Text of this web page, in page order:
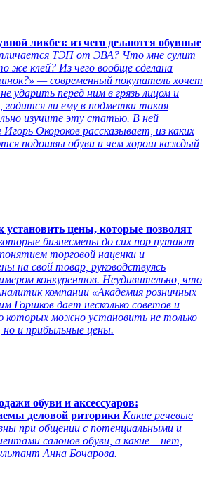
ликбез: из чего делаются обувные
ТЭП от ЭВА? Что мне сулит
клей? Из чего вообще сделана
— современный покупатель хочет
ударить перед ним в грязь лицом и
годится ли ему в подметки такая
изучите эту статью. В ней
Окороков рассказывает, из каких
подошвы обуви и чем хорош каждый
установить цены, которые позволят
бизнесмены до сих пор путают
торговой наценки и
на свой товар, руководствуясь
конкурентов. Неудивительно, что
компании «Академия розничных
Горшков дает несколько советов и
которых можно установить не только
но и прибыльные цены.
обуви и аксессуаров:
деловой риторики Какие речевые
при общении с потенциальными и
салонов обуви, а какие – нет,
Анна Бочарова.